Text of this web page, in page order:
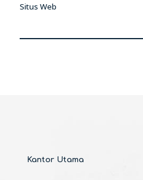
Situs Web
Kantor Utama